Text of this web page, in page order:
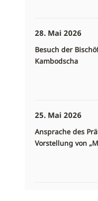
28. Mai 2026
Besuch der
Kambodscha
25. Mai 2026
Ansprache des
Vorstellung von